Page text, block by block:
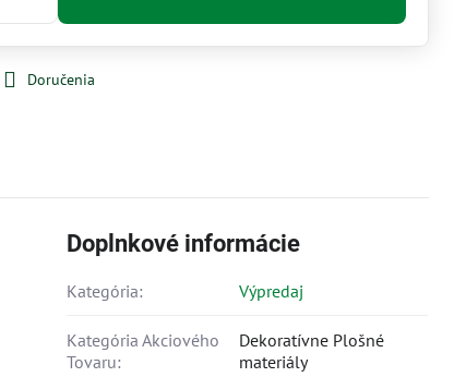
Doručenia
Doplnkové informácie
Kategória: Výpredaj
Kategória Akciového
Tovaru:
Dekoratívne Plošné
materiály